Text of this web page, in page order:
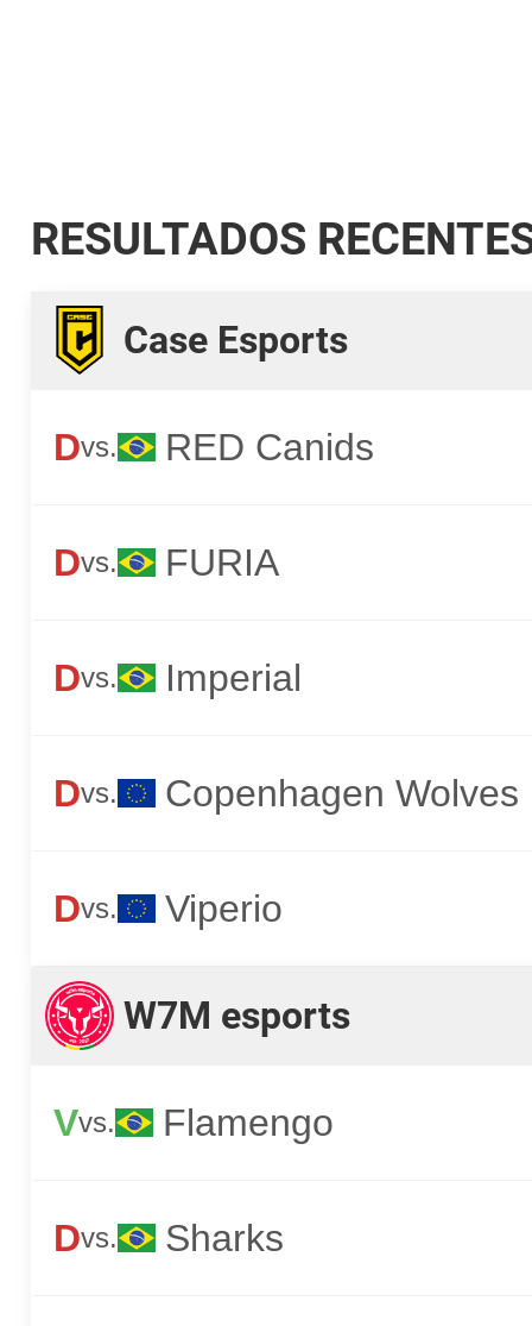
RESULTADOS
Case Esports
Dvs. RED Canids
Dvs. FURIA
Dvs. Imperial
Dvs. Copenhagen Wolves
Dvs. Viperio
W7M esports
Vvs. Flamengo
Dvs. Sharks